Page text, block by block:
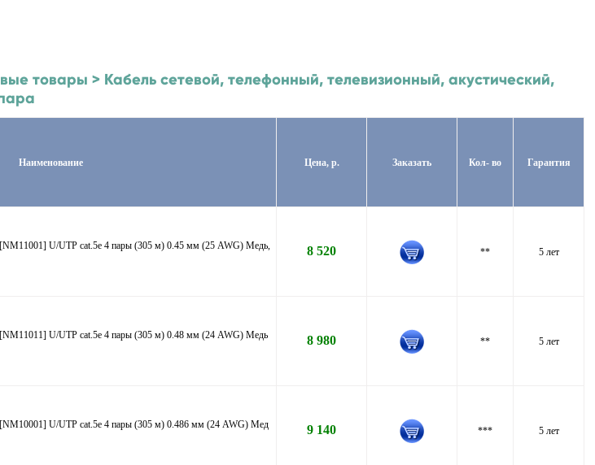
товары > Кабель сетевой, телефонный, телевизионный, акустический,
Наименование Цена, р. Заказать Кол- во Гарантия
U/UTP cat.5e 4 пары (305 м) 0.45 мм (25 AWG) Медь,
8 520 ** 5 лет
U/UTP cat.5e 4 пары (305 м) 0.48 мм (24 AWG) Медь
8 980 ** 5 лет
U/UTP cat.5e 4 пары (305 м) 0.486 мм (24 AWG) Мед
9 140 *** 5 лет